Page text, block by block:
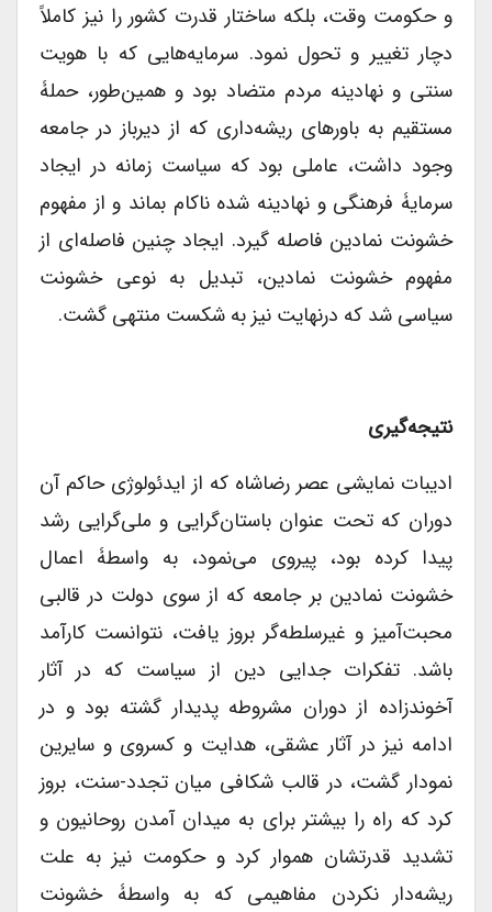
و حکومت وقت، بلکه ساختار قدرت کشور را نیز کاملاً
دچار تغییر و تحول نمود. سرمایه‌هایی که با هویت
سنتی و نهادینه مردم متضاد بود و همین‌طور، حملۀ
مستقیم به باورهای ریشه‌داری که از دیرباز در جامعه
وجود داشت، عاملی بود که سیاست زمانه در ایجاد
سرمایۀ فرهنگی و نهادینه شده ناکام بماند و از مفهوم
خشونت نمادین فاصله گیرد. ایجاد چنین فاصله‌ای از
مفهوم خشونت نمادین، تبدیل به نوعی خشونت
سیاسی شد که درنهایت نیز به شکست منتهی گشت.
نتیجه‌گیری
ادیبات نمایشی عصر رضاشاه که از ایدئولوژی حاکم آن
دوران که تحت عنوان باستان‌گرایی و ملی‌گرایی رشد
پیدا کرده بود، پیروی می‌نمود، به واسطۀ اعمال
خشونت نمادین بر جامعه که از سوی دولت در قالبی
محبت‌آمیز و غیرسلطه‌گر بروز یافت، نتوانست کارآمد
باشد. تفکرات جدایی دین از سیاست که در آثار
آخوندزاده از دوران مشروطه پدیدار گشته بود و در
ادامه نیز در آثار عشقی، هدایت و کسروی و سایرین
نمودار گشت، در قالب شکافی میان تجدد-سنت، بروز
کرد که راه را بیشتر برای به میدان آمدن روحانیون و
تشدید قدرتشان هموار کرد و حکومت نیز به علت
ریشه‌دار نکردن مفاهیمی که به واسطۀ خشونت